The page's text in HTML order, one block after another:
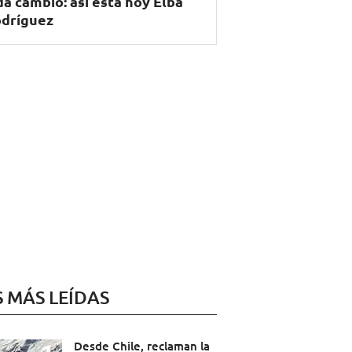
MÁS LEÍDAS
Desde Chile, reclaman la